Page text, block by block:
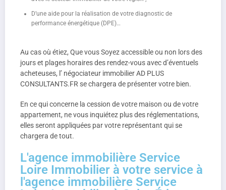
D’une aide pour la réalisation de votre diagnostic de
performance énergétique (DPE)…
Au cas où étiez, Que vous Soyez accessible ou non lors des
jours et plages horaires des rendez-vous avec d’éventuels
acheteuses, l’ négociateur immobilier AD PLUS
CONSULTANTS.FR se chargera de présenter votre bien.
En ce qui concerne la cession de votre maison ou de votre
appartement, ne vous inquiétez plus des réglementations,
elles seront appliquées par votre représentant qui se
chargera de tout.
L'agence immobilière Service
Loire Immobilier à votre service à
l'agence immobilière Service